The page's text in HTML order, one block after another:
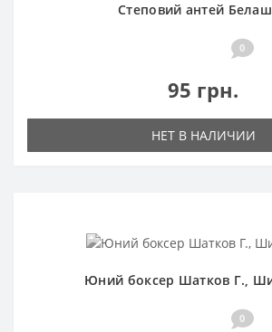
Степовий антей
0
95 грн.
НЕТ В НАЛИЧИИ
Юний боксер Шатков Г.,
0